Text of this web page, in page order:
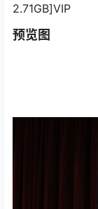
2.71GB]VIP
预览图